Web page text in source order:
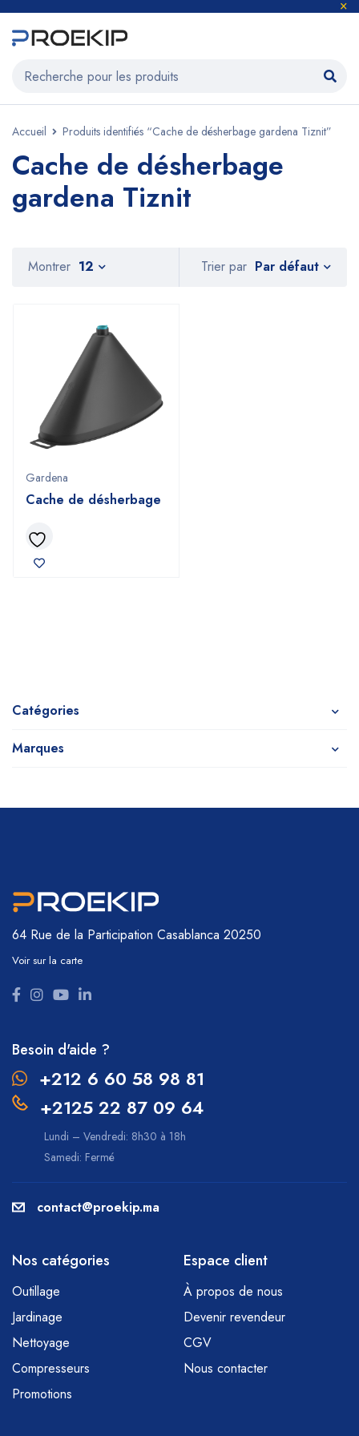
Accueil Produits identifiés “Cache de désherbage gardena Tiznit”
Cache de désherbage
gardena Tiznit
Catégories
Marques
Trier par Par défaut
Montrer 12
Gardena
Cache de désherbage
64 Rue de la Participation Casablanca 20250
Voir sur la carte
Besoin d'aide ?
+212 6 60 58 98 81
+2125 22 87 09 64
Lundi – Vendredi: 8h30 à 18h
Samedi: Fermé
contact@proekip.ma
Nos catégories
Outillage
Jardinage
Nettoyage
Compresseurs
Promotions
Espace client
À propos de nous
Devenir revendeur
CGV
Nous contacter